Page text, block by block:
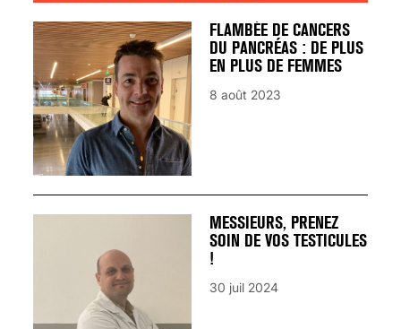
FLAMBÉE DE CANCERS
DU PANCRÉAS : DE PLUS
EN PLUS DE FEMMES
8 août 2023
MESSIEURS, PRENEZ
SOIN DE VOS TESTICULES
!
30 juil 2024